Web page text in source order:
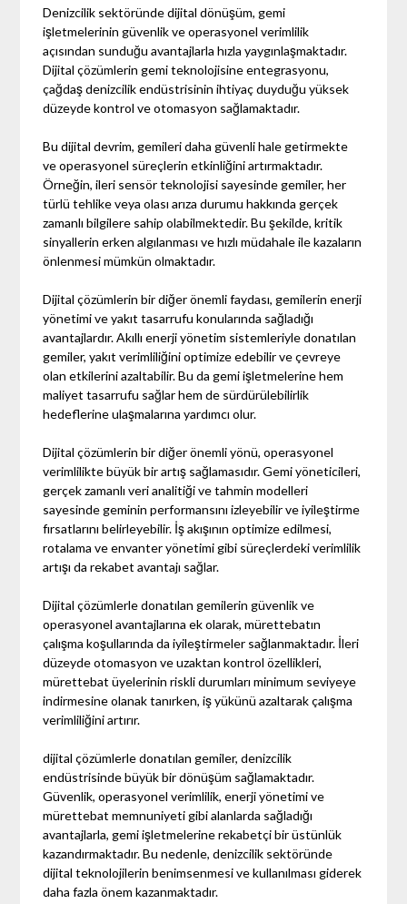
Denizcilik sektöründe dijital dönüşüm, gemi
işletmelerinin güvenlik ve operasyonel verimlilik
açısından sunduğu avantajlarla hızla yaygınlaşmaktadır.
Dijital çözümlerin gemi teknolojisine entegrasyonu,
çağdaş denizcilik endüstrisinin ihtiyaç duyduğu yüksek
düzeyde kontrol ve otomasyon sağlamaktadır.
Bu dijital devrim, gemileri daha güvenli hale getirmekte
ve operasyonel süreçlerin etkinliğini artırmaktadır.
Örneğin, ileri sensör teknolojisi sayesinde gemiler, her
türlü tehlike veya olası arıza durumu hakkında gerçek
zamanlı bilgilere sahip olabilmektedir. Bu şekilde, kritik
sinyallerin erken algılanması ve hızlı müdahale ile kazaların
önlenmesi mümkün olmaktadır.
Dijital çözümlerin bir diğer önemli faydası, gemilerin enerji
yönetimi ve yakıt tasarrufu konularında sağladığı
avantajlardır. Akıllı enerji yönetim sistemleriyle donatılan
gemiler, yakıt verimliliğini optimize edebilir ve çevreye
olan etkilerini azaltabilir. Bu da gemi işletmelerine hem
maliyet tasarrufu sağlar hem de sürdürülebilirlik
hedeflerine ulaşmalarına yardımcı olur.
Dijital çözümlerin bir diğer önemli yönü, operasyonel
verimlilikte büyük bir artış sağlamasıdır. Gemi yöneticileri,
gerçek zamanlı veri analitiği ve tahmin modelleri
sayesinde geminin performansını izleyebilir ve iyileştirme
fırsatlarını belirleyebilir. İş akışının optimize edilmesi,
rotalama ve envanter yönetimi gibi süreçlerdeki verimlilik
artışı da rekabet avantajı sağlar.
Dijital çözümlerle donatılan gemilerin güvenlik ve
operasyonel avantajlarına ek olarak, mürettebatın
çalışma koşullarında da iyileştirmeler sağlanmaktadır. İleri
düzeyde otomasyon ve uzaktan kontrol özellikleri,
mürettebat üyelerinin riskli durumları minimum seviyeye
indirmesine olanak tanırken, iş yükünü azaltarak çalışma
verimliliğini artırır.
dijital çözümlerle donatılan gemiler, denizcilik
endüstrisinde büyük bir dönüşüm sağlamaktadır.
Güvenlik, operasyonel verimlilik, enerji yönetimi ve
mürettebat memnuniyeti gibi alanlarda sağladığı
avantajlarla, gemi işletmelerine rekabetçi bir üstünlük
kazandırmaktadır. Bu nedenle, denizcilik sektöründe
dijital teknolojilerin benimsenmesi ve kullanılması giderek
daha fazla önem kazanmaktadır.